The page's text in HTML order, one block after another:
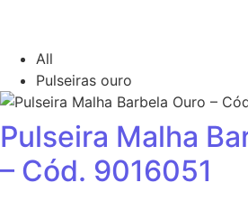
All
Pulseiras ouro
Pulseira Malha
– Cód. 9016051